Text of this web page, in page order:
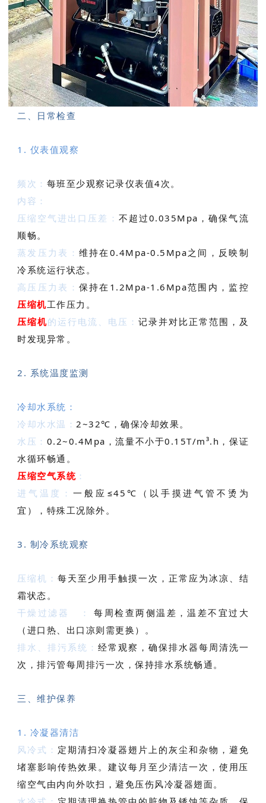
二、日常检查
1. 仪表值观察
频次： 每班至少观察记录仪表值4次。
内容：
压缩空气进出口压差： 不超过0.035Mpa，确保气流
顺畅。
蒸发压力表： 维持在0.4Mpa-0.5Mpa之间，反映制
冷系统运行状态。
高压压力表： 保持在1.2Mpa-1.6Mpa范围内，监控
压缩机工作压力。
压缩机的运行电流、电压： 记录并对比正常范围，及
时发现异常。
2. 系统温度监测
冷却水系统：
冷却水水温： 2~32℃，确保冷却效果。
水压： 0.2~0.4Mpa，流量不小于0.15T/m³.h，保证
水循环畅通。
压缩空气系统 ：
进气温度：一般应≤45℃（以手摸进气管不烫为
宜），特殊工况除外。
3. 制冷系统观察
压缩机： 每天至少用手触摸一次，正常应为冰凉、结
霜状态。
干燥过滤器
：
每周检查两侧温差，温差不宜过大
（进口热、出口凉则需更换）。
排水、排污系统： 经常观察，确保排水器每周清洗一
次，排污管每周排污一次，保持排水系统畅通。
三、维护保养
1. 冷凝器清洁
风冷式： 定期清扫冷凝器翅片上的灰尘和杂物，避免
堵塞影响传热效果。建议每月至少清洁一次，使用压
缩空气由内向外吹扫，避免压伤风冷凝器翅面。